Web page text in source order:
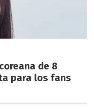
de 8
para los fans